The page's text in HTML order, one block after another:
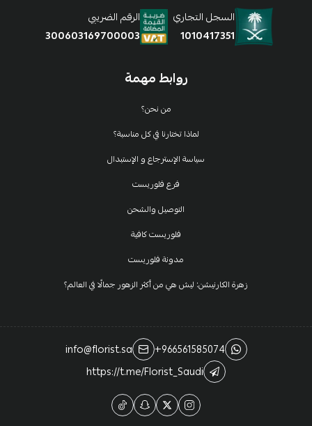
روابط مهمة
من نحن؟
لماذا تختارنا في كل مناسبة؟
سياسة الإسترجاع و الإستبدال
فرع فلوريست
التوصيل والشحن
فلوريست كافية
مدونة فلوريست
زهرة الكارنيشن: ليش هي من أكثر الزهور جمالًا في العالم؟
السجل التجاري
1010417351
الرقم الضريبي
300603169700003
+966561585074
info@florist.sa
https://t.me/Florist_Saudi